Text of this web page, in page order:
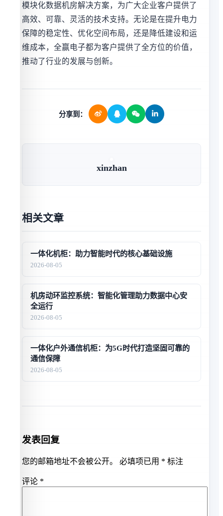
模块化数据机房解决方案，为广大企业客户提供了
高效、可靠、灵活的技术支持。无论是在提升电力
保障的稳定性、优化空间布局，还是降低建设和运
维成本，全赢电子都为客户提供了全方位的价值，
推动了行业的发展与创新。
分享到：
xinzhan
相关文章
一体化机柜：助力智能时代的核心基础设施
2026-08-05
机房动环监控系统：智能化管理助力数据中心安
全运行
2026-08-05
一体化户外通信机柜：为5G时代打造坚固可靠的
通信保障
2026-08-05
发表回复
您的邮箱地址不会被公开。 必填项已用 * 标注
评论 *